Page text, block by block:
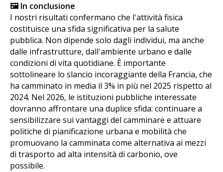
🖼️ In conclusione
I nostri risultati confermano che l'attività fisica
costituisce una sfida significativa per la salute
pubblica. Non dipende solo dagli individui, ma anche
dalle infrastrutture, dall'ambiente urbano e dalle
condizioni di vita quotidiane. È importante
sottolineare lo slancio incoraggiante della Francia, che
ha camminato in media il 3% in più nel 2025 rispetto al
2024. Nel 2026, le istituzioni pubbliche interessate
dovranno affrontare una duplice sfida: continuare a
sensibilizzare sui vantaggi del camminare e attuare
politiche di pianificazione urbana e mobilità che
promuovano la camminata come alternativa ai mezzi
di trasporto ad alta intensità di carbonio, ove
possibile.